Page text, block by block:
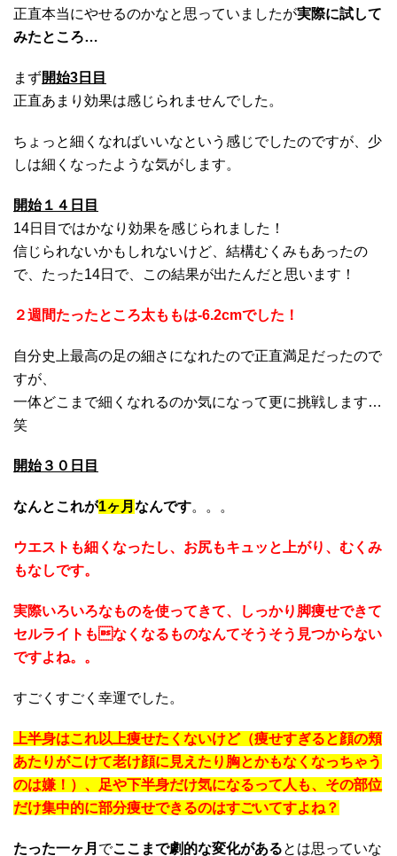
正直本当にやせるのかなと思っていましたが実際に試して
みたところ…
まず開始3日目
正直あまり効果は感じられませんでした。
ちょっと細くなればいいなという感じでしたのですが、少
しは細くなったような気がします。
開始１４日目
14日目ではかなり効果を感じられました！
信じられないかもしれないけど、結構むくみもあったの
で、たった14日で、この結果が出たんだと思います！
２週間たったところ太ももは-6.2cmでした！
自分史上最高の足の細さになれたので正直満足だったので
すが、
一体どこまで細くなれるのか気になって更に挑戦します…
笑
開始３０日目
なんとこれが1ヶ月 なんです。。。
ウエストも細くなったし、お尻もキュッと上がり、むくみ
もなしです。
実際いろいろなものを使ってきて、しっかり脚痩せできて
セルライトもなくなるものなんてそうそう見つからない
ですよね。。
すごくすごく幸運でした。
上半身はこれ以上痩せたくないけど（痩せすぎると顔の頬
あたりがこけて老け顔に見えたり胸とかもなくなっちゃう
のは嫌！）、足や下半身だけ気になるって人も、その部位
だけ集中的に部分痩せできるのはすごいてすよね？
たった一ヶ月 でここまで劇的な変化があるとは思っていな